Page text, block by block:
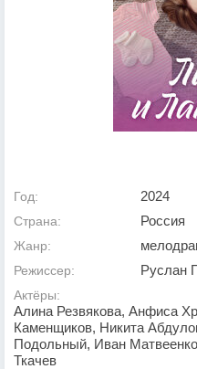
Год: 2024
Страна: Россия
Жанр:
Режиссер: Руслан
Актёры:
Алина Резвякова, Анфиса
Каменщиков, Никита
Подольный, Иван
Ткачев